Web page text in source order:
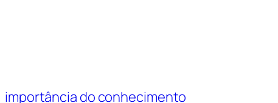
importância do conhecimento